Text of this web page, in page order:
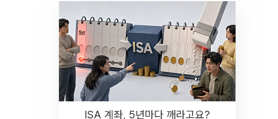
ISA 계좌, 5년마다 깨라고요?